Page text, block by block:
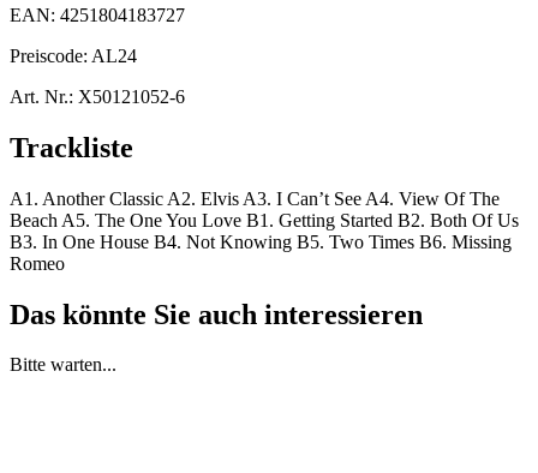
EAN: 4251804183727
Preiscode: AL24
Art. Nr.: X50121052-6
Trackliste
A1. Another Classic A2. Elvis A3. I Can’t See A4. View Of The
Beach A5. The One You Love B1. Getting Started B2. Both Of Us
B3. In One House B4. Not Knowing B5. Two Times B6. Missing
Romeo
Das könnte Sie auch interessieren
Bitte warten...